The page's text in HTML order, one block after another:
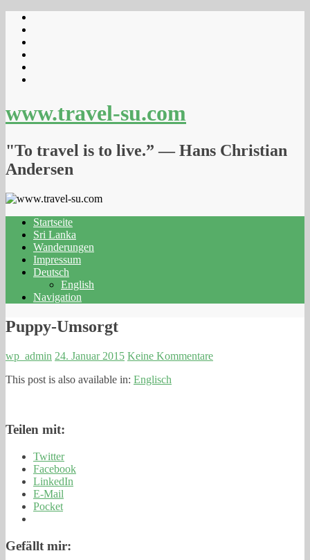
www.travel-su.com
"To travel is to live.” ― Hans Christian
Andersen
Startseite
Sri Lanka
Wanderungen
Impressum
Deutsch
English
Navigation
Puppy-Umsorgt
wp_admin 24. Januar 2015 Keine Kommentare
This post is also available in: Englisch
Teilen mit:
Twitter
Facebook
LinkedIn
E-Mail
Pocket
Gefällt mir: